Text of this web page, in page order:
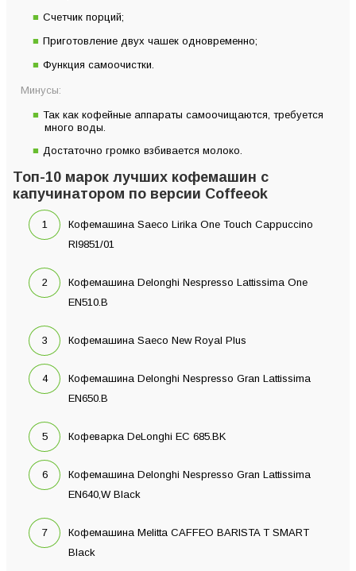
Счетчик порций;
Приготовление двух чашек одновременно;
Функция самоочистки.
Минусы:
Так как кофейные аппараты самоочищаются, требуется
много воды.
Достаточно громко взбивается молоко.
Топ-10 марок лучших кофемашин с
капучинатором по версии Coffeeok
Кофемашина Saeco Lirika One Touch Cappuccino
RI9851/01
Кофемашина Delonghi Nespresso Lattissima One
EN510.B
Кофемашина Saeco New Royal Plus
Кофемашина Delonghi Nespresso Gran Lattissima
EN650.B
Кофеварка DeLonghi EC 685.BK
Кофемашина Delonghi Nespresso Gran Lattissima
EN640,W Black
Кофемашина Melitta CAFFEO BARISTA T SMART
Black